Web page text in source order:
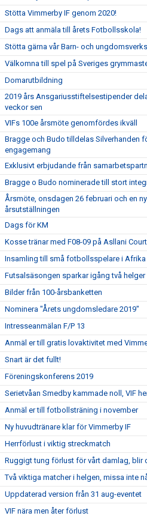
Stötta Vimmerby IF genom 2020!
Dags att anmäla till årets Fotbollsskola!
Stötta gärna vår Barn- och
Välkomna till spel på Sveriges
Domarutbildning
2019 års Ansgariusstiftelsestipender
veckor sen
VIFs 100e årsmöte genomfördes ikväll
Bragge och Budo tilldelas Silverhanden
engagemang
Exklusivt erbjudande från
Bragge o Budo nominerade till stort
Årsmöte, onsdagen 26 februari och en
årsutställningen
Dags för KM
Kosse tränar med F08-09 på Asllani Court
Insamling till små fotbollsspelare i Afrika
Futsalsäsongen sparkar igång två helger
Bilder från 100-årsbanketten
Nominera "Årets ungdomsledare 2019"
Intresseanmälan F/P 13
Anmäl er till gratis lovaktivitet med
Snart är det fullt!
Föreningskonferens 2019
Serietvåan Smedby kammade noll, VIF
Anmäl er till fotbollsträning i november
Ny huvudtränare klar för Vimmerby IF
Herrförlust i viktig streckmatch
Ruggigt tung förlust för vårt damlag, blir
Två viktiga matcher i helgen, missa inte
Uppdaterad version från 31 aug-eventet
VIF nära men åter förlust